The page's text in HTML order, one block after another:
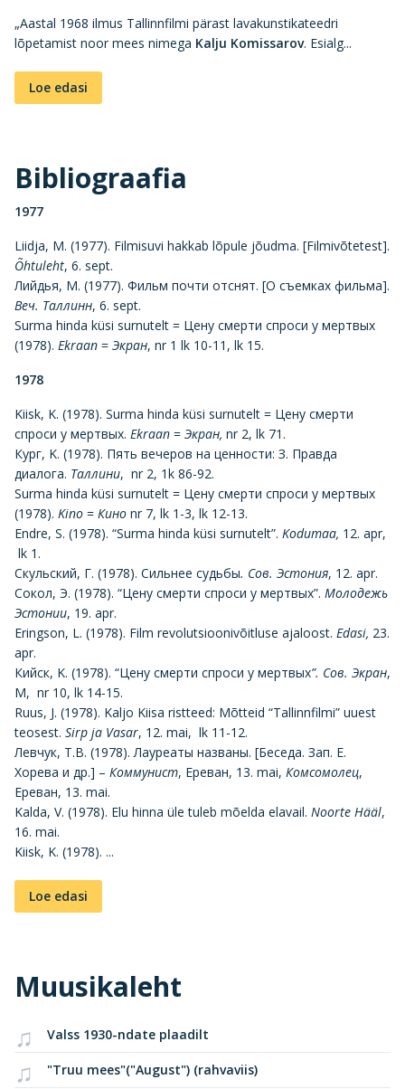
„Aastal 1968 ilmus Tallinnfilmi pärast lavakunstikateedri
lõpetamist noor mees nimega Kalju Komissarov. Esialg...
Loe edasi
Bibliograafia
1977
Liidja, M. (1977). Filmisuvi hakkab lõpule jõudma. [Filmivõtetest].
Õhtuleht, 6. sept.
Лийдья, M. (1977). Фильм почти отснят. [О съемках фильма].
Веч. Таллинн, 6. sept.
Surma hinda küsi surnutelt = Цену смерти спроси у мертвых
(1978). Ekraan = Экран, nr 1 lk 10-11, lk 15.
1978
Kiisk, K. (1978). Surma hinda küsi surnutelt = Цену смерти
спроси у мертвых. Ekraan = Экран, nr 2, lk 71.
Кург, K. (1978). Пять вечеров на ценности: З. Правда
диалога. Таллини, nr 2, 1k 86-92.
Surma hinda küsi surnutelt = Цену смерти спроси у мертвых
(1978). Kino = Кино nr 7, lk 1-3, lk 12-13.
Endre, S. (1978). “Surma hinda küsi surnutelt”. Kodumaa, 12. apr,
lk 1.
Скульский, Г. (1978). Сильнее судьбы. Сов. Эстония, 12. apr.
Сокол, Э. (1978). “Цену смерти спроси у мертвых”. Молодежь
Эстонии, 19. apr.
Eringson, L. (1978). Film revolutsioonivõitluse ajaloost. Edasi, 23.
аpr.
Кийск, K. (1978). “Цену смерти спроси у мертвых”. Сов. Экран,
М, nr 10, lk 14-15.
Ruus, J. (1978). Kаljо Kiisa ristteed: Mõtteid “Tallinnfilmi” uuest
teosest. Sirp ja Vasar, 12. mai, lk 11-12.
Левчук, T.B. (1978). Лауреаты названы. [Беседа. Зап. Е.
Хорева и др.] – Коммунист, Ереван, 13. mai, Комсомолец,
Ереван, 13. mai.
Kаldа, V. (1978). Еlu hinna üle tuleb mõelda elavail. Noorte Hääl,
16. mai.
Kiisk, K. (1978). ...
Loe edasi
Muusikaleht
Valss 1930-ndate plaadilt
"Truu mees"("August") (rahvaviis)